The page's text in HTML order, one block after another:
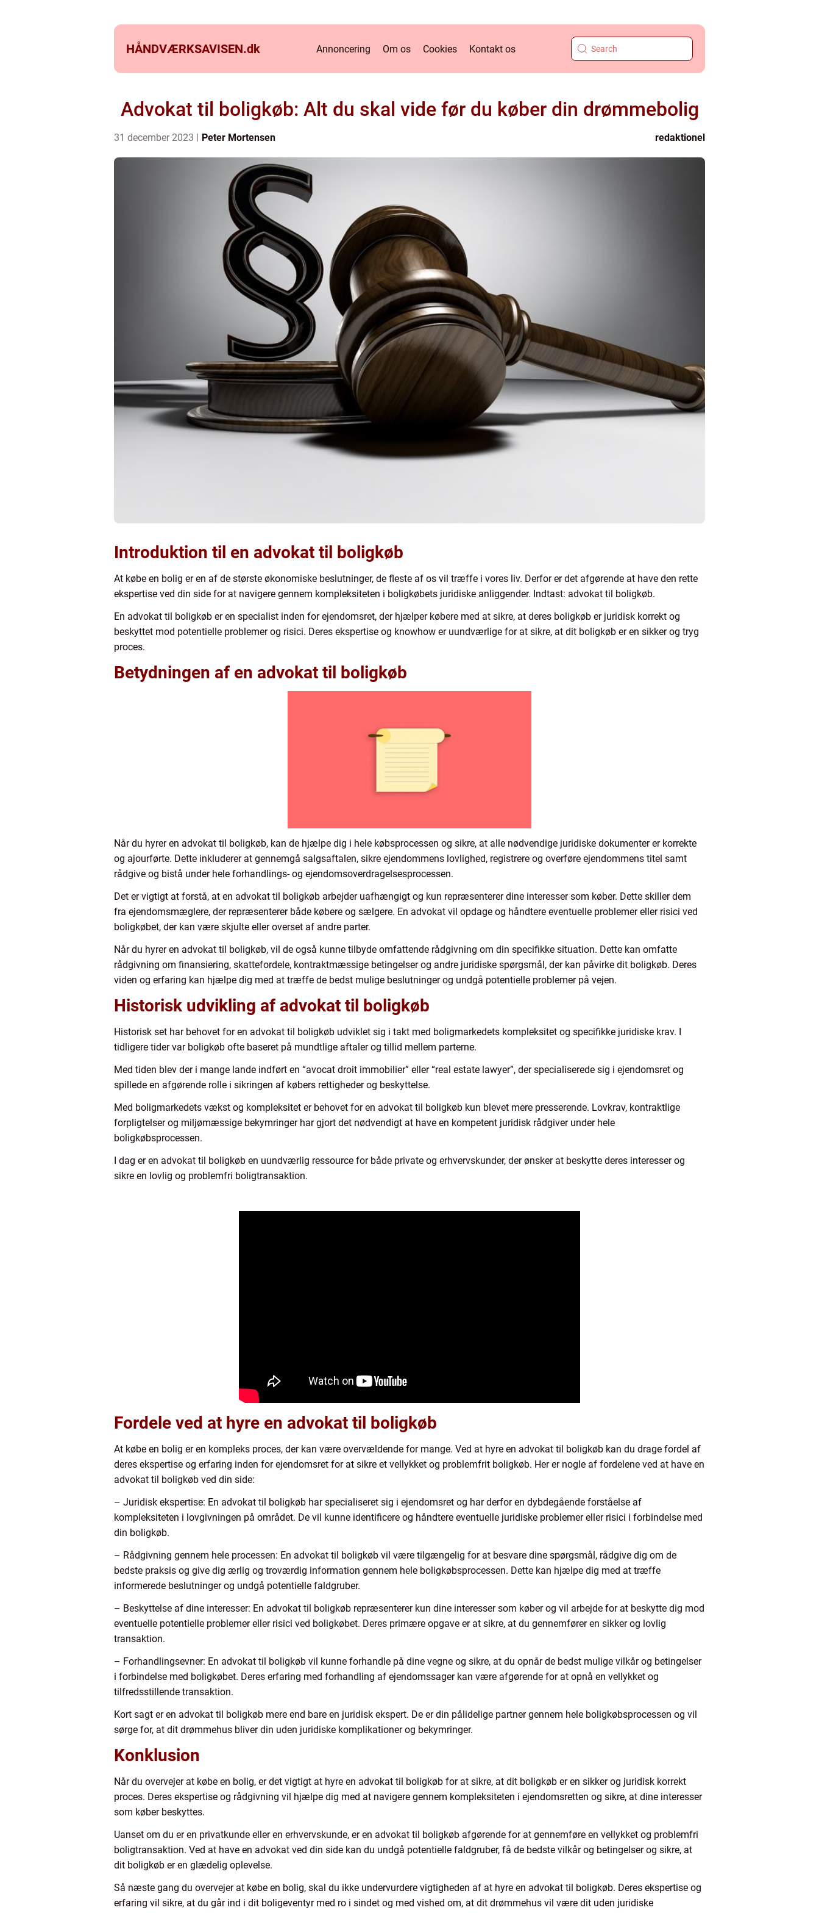
HÅNDVÆRKSAVISEN.dk Annoncering Om os Cookies Kontakt os
Advokat til boligkøb: Alt du skal vide før du køber din drømmebolig
31 december 2023 Peter Mortensen redaktionel
Introduktion til en advokat til boligkøb
At købe en bolig er en af de største økonomiske beslutninger, de fleste af os vil træffe i vores liv. Derfor er det afgørende at have den rette
ekspertise ved din side for at navigere gennem kompleksiteten i boligkøbets juridiske anliggender. Indtast: advokat til boligkøb.
En advokat til boligkøb er en specialist inden for ejendomsret, der hjælper købere med at sikre, at deres boligkøb er juridisk korrekt og
beskyttet mod potentielle problemer og risici. Deres ekspertise og knowhow er uundværlige for at sikre, at dit boligkøb er en sikker og tryg
proces.
Betydningen af en advokat til boligkøb
Når du hyrer en advokat til boligkøb, kan de hjælpe dig i hele købsprocessen og sikre, at alle nødvendige juridiske dokumenter er korrekte
og ajourførte. Dette inkluderer at gennemgå salgsaftalen, sikre ejendommens lovlighed, registrere og overføre ejendommens titel samt
rådgive og bistå under hele forhandlings- og ejendomsoverdragelsesprocessen.
Det er vigtigt at forstå, at en advokat til boligkøb arbejder uafhængigt og kun repræsenterer dine interesser som køber. Dette skiller dem
fra ejendomsmæglere, der repræsenterer både købere og sælgere. En advokat vil opdage og håndtere eventuelle problemer eller risici ved
boligkøbet, der kan være skjulte eller overset af andre parter.
Når du hyrer en advokat til boligkøb, vil de også kunne tilbyde omfattende rådgivning om din specifikke situation. Dette kan omfatte
rådgivning om finansiering, skattefordele, kontraktmæssige betingelser og andre juridiske spørgsmål, der kan påvirke dit boligkøb. Deres
viden og erfaring kan hjælpe dig med at træffe de bedst mulige beslutninger og undgå potentielle problemer på vejen.
Historisk udvikling af advokat til boligkøb
Historisk set har behovet for en advokat til boligkøb udviklet sig i takt med boligmarkedets kompleksitet og specifikke juridiske krav. I
tidligere tider var boligkøb ofte baseret på mundtlige aftaler og tillid mellem parterne.
Med tiden blev der i mange lande indført en “avocat droit immobilier” eller “real estate lawyer”, der specialiserede sig i ejendomsret og
spillede en afgørende rolle i sikringen af købers rettigheder og beskyttelse.
Med boligmarkedets vækst og kompleksitet er behovet for en advokat til boligkøb kun blevet mere presserende. Lovkrav, kontraktlige
forpligtelser og miljømæssige bekymringer har gjort det nødvendigt at have en kompetent juridisk rådgiver under hele
boligkøbsprocessen.
I dag er en advokat til boligkøb en uundværlig ressource for både private og erhvervskunder, der ønsker at beskytte deres interesser og
sikre en lovlig og problemfri boligtransaktion.
Fordele ved at hyre en advokat til boligkøb
At købe en bolig er en kompleks proces, der kan være overvældende for mange. Ved at hyre en advokat til boligkøb kan du drage fordel af
deres ekspertise og erfaring inden for ejendomsret for at sikre et vellykket og problemfrit boligkøb. Her er nogle af fordelene ved at have en
advokat til boligkøb ved din side:
– Juridisk ekspertise: En advokat til boligkøb har specialiseret sig i ejendomsret og har derfor en dybdegående forståelse af
kompleksiteten i lovgivningen på området. De vil kunne identificere og håndtere eventuelle juridiske problemer eller risici i forbindelse med
din boligkøb.
– Rådgivning gennem hele processen: En advokat til boligkøb vil være tilgængelig for at besvare dine spørgsmål, rådgive dig om de
bedste praksis og give dig ærlig og troværdig information gennem hele boligkøbsprocessen. Dette kan hjælpe dig med at træffe
informerede beslutninger og undgå potentielle faldgruber.
– Beskyttelse af dine interesser: En advokat til boligkøb repræsenterer kun dine interesser som køber og vil arbejde for at beskytte dig mod
eventuelle potentielle problemer eller risici ved boligkøbet. Deres primære opgave er at sikre, at du gennemfører en sikker og lovlig
transaktion.
– Forhandlingsevner: En advokat til boligkøb vil kunne forhandle på dine vegne og sikre, at du opnår de bedst mulige vilkår og betingelser
i forbindelse med boligkøbet. Deres erfaring med forhandling af ejendomssager kan være afgørende for at opnå en vellykket og
tilfredsstillende transaktion.
Kort sagt er en advokat til boligkøb mere end bare en juridisk ekspert. De er din pålidelige partner gennem hele boligkøbsprocessen og vil
sørge for, at dit drømmehus bliver din uden juridiske komplikationer og bekymringer.
Konklusion
Når du overvejer at købe en bolig, er det vigtigt at hyre en advokat til boligkøb for at sikre, at dit boligkøb er en sikker og juridisk korrekt
proces. Deres ekspertise og rådgivning vil hjælpe dig med at navigere gennem kompleksiteten i ejendomsretten og sikre, at dine interesser
som køber beskyttes.
Uanset om du er en privatkunde eller en erhvervskunde, er en advokat til boligkøb afgørende for at gennemføre en vellykket og problemfri
boligtransaktion. Ved at have en advokat ved din side kan du undgå potentielle faldgruber, få de bedste vilkår og betingelser og sikre, at
dit boligkøb er en glædelig oplevelse.
Så næste gang du overvejer at købe en bolig, skal du ikke undervurdere vigtigheden af at hyre en advokat til boligkøb. Deres ekspertise og
erfaring vil sikre, at du går ind i dit boligeventyr med ro i sindet og med vished om, at dit drømmehus vil være dit uden juridiske